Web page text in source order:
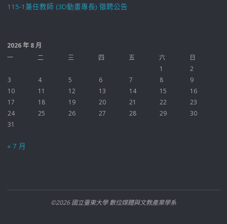
115-1兼任教師 (3D動畫專長) 徵聘公告
2026 年 8 月
一
二 三 四 五 六
日
1
2
3
4 5 6 7 8
9
10
11 12 13 14 15
16
17
18 19 20 21 22
23
24
25 26 27 28 29
30
31
« 7 月
©2026 國立臺東大學 數位媒體與文教產業學系